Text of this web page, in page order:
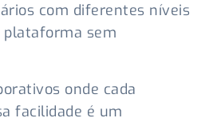
com diferentes níveis
sem
onde cada
facilidade é um